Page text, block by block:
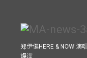
郑伊健HERE & NOW 演
爆满